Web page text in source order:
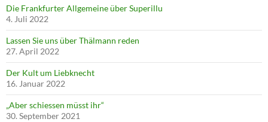
Die Frankfurter Allgemeine über Superillu
4. Juli 2022
Lassen Sie uns über Thälmann reden
27. April 2022
Der Kult um Liebknecht
16. Januar 2022
„Aber schiessen müsst ihr“
30. September 2021